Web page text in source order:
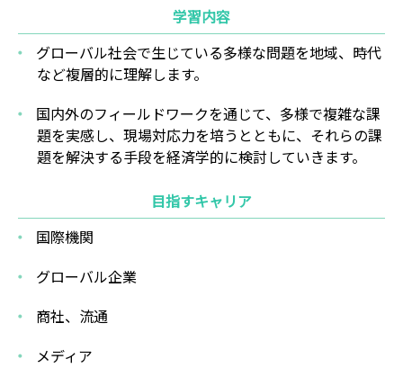
学習内容
グローバル社会で生じている多様な問題を地域、時代
など複層的に理解します。
国内外のフィールドワークを通じて、多様で複雑な課
題を実感し、現場対応力を培うとともに、それらの課
題を解決する手段を経済学的に検討していきます。
目指すキャリア
国際機関
グローバル企業
商社、流通
メディア